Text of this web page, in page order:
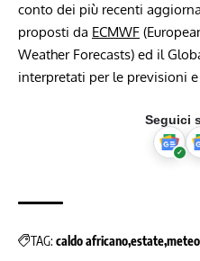
conto dei più recenti
proposti da ECMWF
Weather Forecasts) ed il
interpretati per le previsioni
Seguici
TAG: caldo africanoestate